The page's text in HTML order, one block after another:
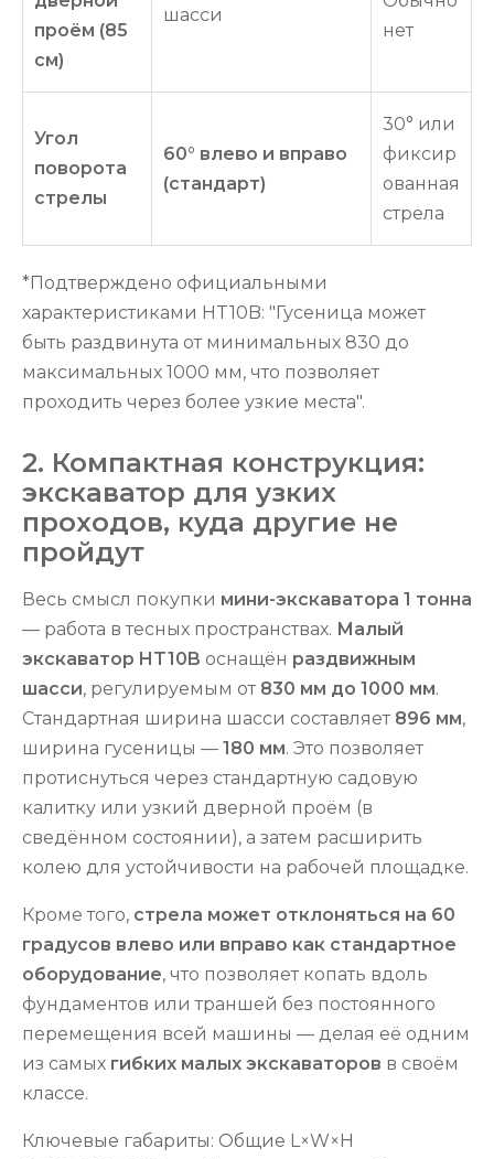
проём (85
см)
шасси
нет
Угол
поворота
стрелы
60° влево и вправо
(стандарт)
30° или
фиксир
ованная
стрела
*Подтверждено официальными
характеристиками HT10B: "Гусеница может
быть раздвинута от минимальных 830 до
максимальных 1000 мм, что позволяет
проходить через более узкие места".
2. Компактная конструкция:
экскаватор для узких
проходов, куда другие не
пройдут
Весь смысл покупки мини-экскаватора 1 тонна
— работа в тесных пространствах. Малый
экскаватор HT10B оснащён раздвижным
шасси, регулируемым от 830 мм до 1000 мм.
Стандартная ширина шасси составляет 896 мм,
ширина гусеницы — 180 мм. Это позволяет
протиснуться через стандартную садовую
калитку или узкий дверной проём (в
сведённом состоянии), а затем расширить
колею для устойчивости на рабочей площадке.
Кроме того, стрела может отклоняться на 60
градусов влево или вправо как стандартное
оборудование, что позволяет копать вдоль
фундаментов или траншей без постоянного
перемещения всей машины — делая её одним
из самых гибких малых экскаваторов в своём
классе.
Ключевые габариты: Общие L×W×H